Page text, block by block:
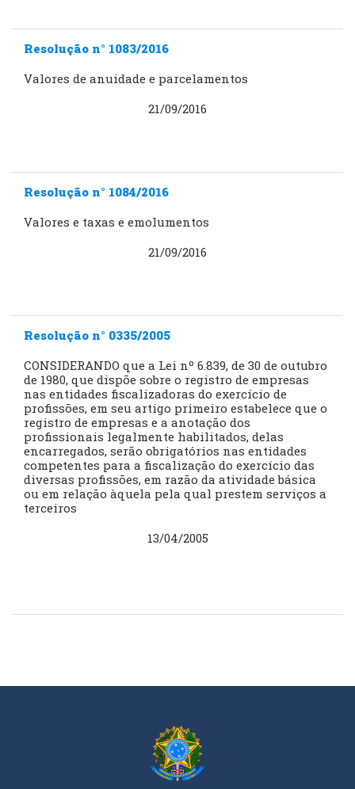
Resolução n° 1083/2016
Valores de anuidade e parcelamentos
21/09/2016
Resolução n° 1084/2016
Valores e taxas e emolumentos
21/09/2016
Resolução n° 0335/2005
CONSIDERANDO que a Lei nº 6.839, de 30 de outubro
de 1980, que dispõe sobre o registro de empresas
nas entidades fiscalizadoras do exercício de
profissões, em seu artigo primeiro estabelece que o
registro de empresas e a anotação dos
profissionais legalmente habilitados, delas
encarregados, serão obrigatórios nas entidades
competentes para a fiscalização do exercício das
diversas profissões, em razão da atividade básica
ou em relação àquela pela qual prestem serviços a
terceiros
13/04/2005